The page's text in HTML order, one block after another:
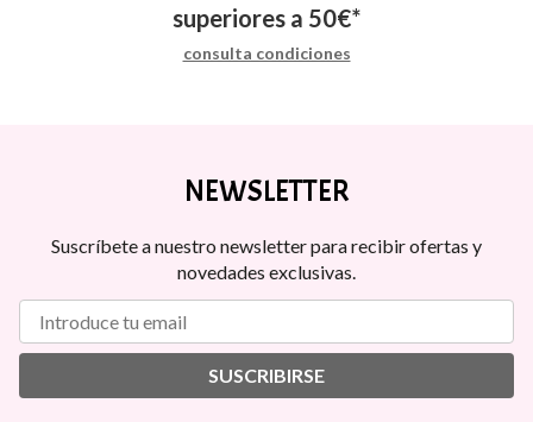
superiores a 50€*
consulta condiciones
NEWSLETTER
Suscríbete a nuestro newsletter para recibir ofertas y
novedades exclusivas.
SUSCRIBIRSE